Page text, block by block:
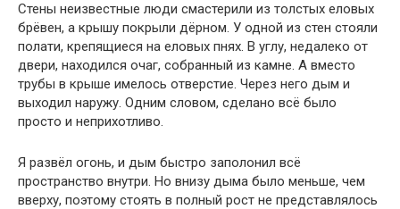
Стены неизвестные люди смастерили из толстых еловых
брёвен, а крышу покрыли дёрном. У одной из стен стояли
полати, крепящиеся на еловых пнях. В углу, недалеко от
двери, находился очаг, собранный из камне. А вместо
трубы в крыше имелось отверстие. Через него дым и
выходил наружу. Одним словом, сделано всё было
просто и неприхотливо.
Я развёл огонь, и дым быстро заполонил всё
пространство внутри. Но внизу дыма было меньше, чем
вверху, поэтому стоять в полный рост не представлялось